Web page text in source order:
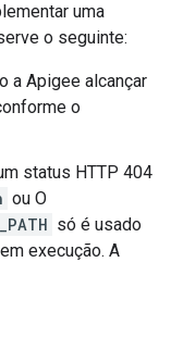
uma
o seguinte:
a Apigee alcançar
o
status HTTP 404
ou O
só é usado
execução. A